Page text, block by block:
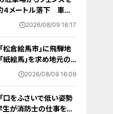
４メートル落下 車に
族３人けが 岐阜・山
2026/08/09 16:17
松倉絵馬市」に飛騨地
紙絵馬」を求め地元の
が訪れる 幸せが駆け込
2026/08/09 16:09
口をふさいで低い姿勢
生が消防士の仕事を体